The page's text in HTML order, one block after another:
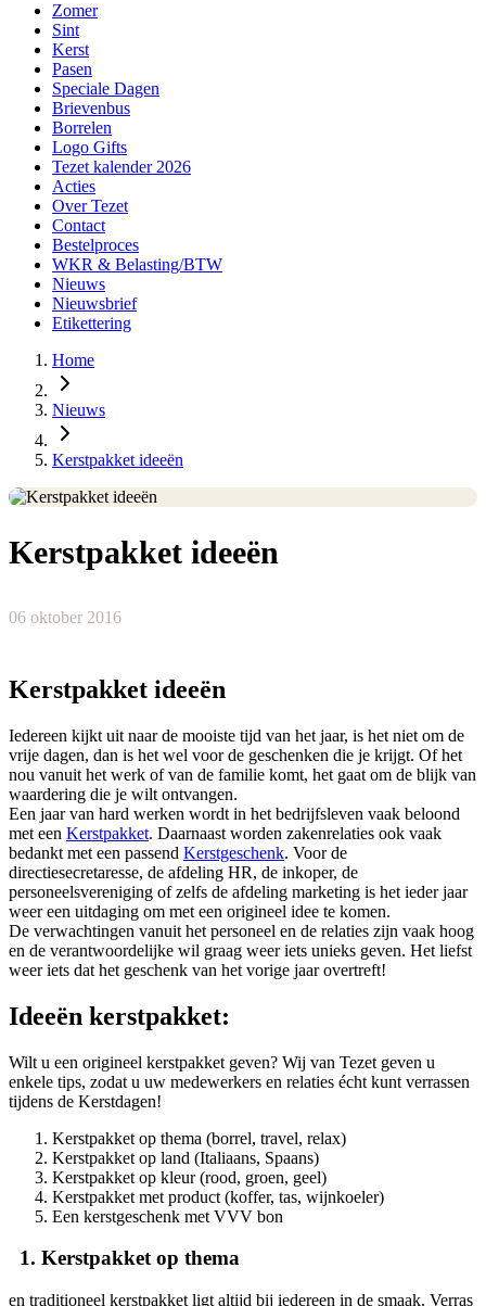
Zomer
Sint
Kerst
Pasen
Speciale Dagen
Brievenbus
Borrelen
Logo Gifts
Tezet kalender 2026
Acties
Over Tezet
Contact
Bestelproces
WKR & Belasting/BTW
Nieuws
Nieuwsbrief
Etikettering
Home
Nieuws
Kerstpakket ideeën
Kerstpakket ideeën
06 oktober 2016
Kerstpakket ideeën
Iedereen kijkt uit naar de mooiste tijd van het jaar, is het niet om de
vrije dagen, dan is het wel voor de geschenken die je krijgt. Of het
nou vanuit het werk of van de familie komt, het gaat om de blijk van
waardering die je wilt ontvangen.
Een jaar van hard werken wordt in het bedrijfsleven vaak beloond
met een Kerstpakket. Daarnaast worden zakenrelaties ook vaak
bedankt met een passend Kerstgeschenk. Voor de
directiesecretaresse, de afdeling HR, de inkoper, de
personeelsvereniging of zelfs de afdeling marketing is het ieder jaar
weer een uitdaging om met een origineel idee te komen.
De verwachtingen vanuit het personeel en de relaties zijn vaak hoog
en de verantwoordelijke wil graag weer iets unieks geven. Het liefst
weer iets dat het geschenk van het vorige jaar overtreft!
Ideeën kerstpakket:
Wilt u een origineel kerstpakket geven? Wij van Tezet geven u
enkele tips, zodat u uw medewerkers en relaties écht kunt verrassen
tijdens de Kerstdagen!
Kerstpakket op thema (borrel, travel, relax)
Kerstpakket op land (Italiaans, Spaans)
Kerstpakket op kleur (rood, groen, geel)
Kerstpakket met product (koffer, tas, wijnkoeler)
Een kerstgeschenk met VVV bon
1. Kerstpakket op thema
en traditioneel kerstpakket ligt altijd bij iedereen in de smaak. Verras